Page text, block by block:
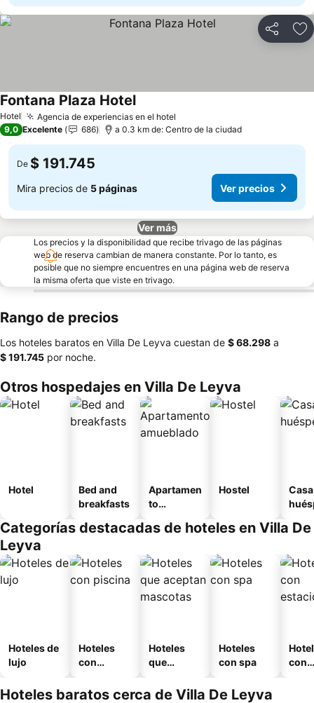
Compartir
Hotel Agencia de experiencias en el hotel
Fontana Plaza Hotel
9,0 Excelente 686 a 0.3 km de: Centro de la ciudad
De $ 191.745
Mira precios de 5 páginas Ver precios
Ver más
Los precios y la disponibilidad que recibe trivago de las páginas
web de reserva cambian de manera constante. Por lo tanto, es
posible que no siempre encuentres en una página web de reserva
la misma oferta que viste en trivago.
Rango de precios
Los hoteles baratos en Villa De Leyva cuestan de ‎$ 68.298 a
‎$ 191.745 por noche.
Otros hospedajes en Villa De Leyva
Hotel
Bed and
breakfasts
Apartamen
to
o
Hostel
Categorías destacadas de hoteles en Villa De
Leyva
Hoteles de
lujo
Hoteles
con
Hoteles
que
mascotas
Hoteles
con spa
con
Hoteles baratos cerca de Villa De Leyva